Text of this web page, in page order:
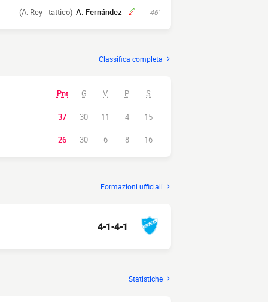
46'
A. Fernández
(A. Rey - tattico)
Classifica completa
Pnt G V P S
37 30 11 4 15
26 30 6 8 16
Formazioni ufficiali
4-1-4-1
Statistiche